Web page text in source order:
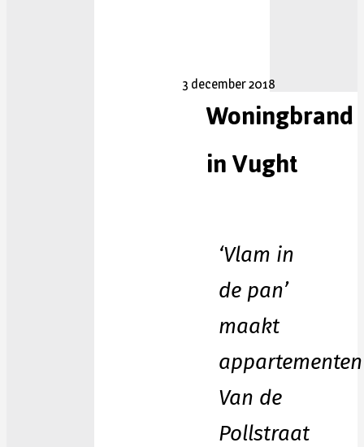
Woningbrand
in Vught
‘Vlam in
de pan’
maakt
appartementen
Van de
Pollstraat
3 december 2018